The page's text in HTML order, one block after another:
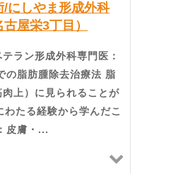
にしやま形成外科
屋栄3丁目）
ラン形成外科専門医：
脂肪腫除去治療法 脂
上）に見られることが
たる経験から学んだこ
皮膚・...